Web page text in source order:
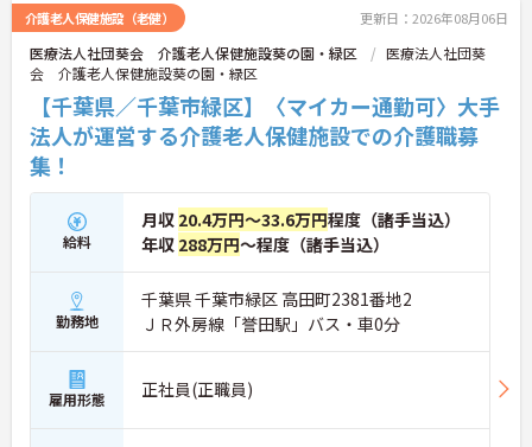
介護老人保健施設（老健） 更新日：2026年08月06日
医療法人社団葵会 介護老人保健施設葵の園・緑区
医療法人社団葵
会 介護老人保健施設葵の園・緑区
【千葉県／千葉市緑区】〈マイカー通勤可〉大手
法人が運営する介護老人保健施設での介護職募
集！
給料
月収 20.4万円～33.6万円程度（諸手当込）
年収 288万円～程度（諸手当込）
勤務地
千葉県 千葉市緑区 高田町2381番地2
ＪＲ外房線「誉田駅」バス・車0分
雇用形態 正社員(正職員)